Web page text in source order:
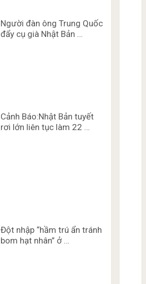
Người đàn ông Trung Quốc
đẩy cụ già Nhật Bản …
Cảnh Báo:Nhật Bản tuyết
rơi lớn liên tục làm 22 …
Đột nhập “hầm trú ẩn tránh
bom hạt nhân” ở …